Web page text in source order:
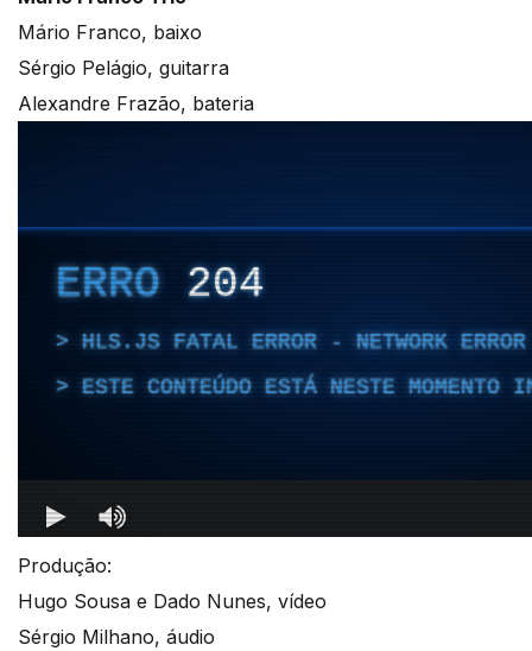
Mário Franco, baixo
Sérgio Pelágio, guitarra
Alexandre Frazão, bateria
Produção:
Hugo Sousa e Dado Nunes, vídeo
Sérgio Milhano, áudio